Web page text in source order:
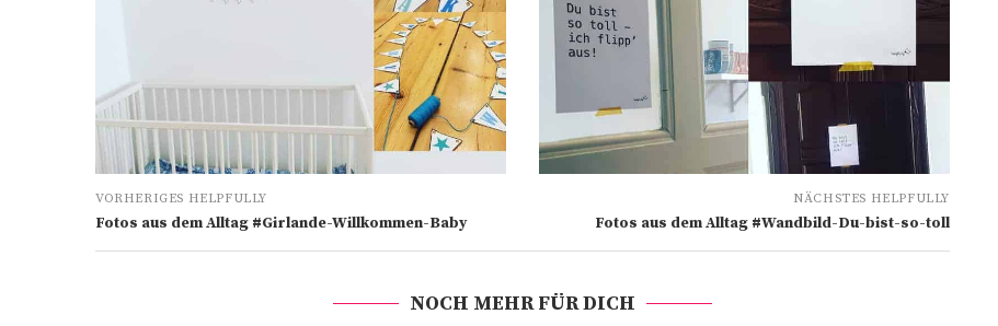
VORHERIGES HELPFULLY
Fotos aus dem Alltag #Girlande-Willkommen-Baby
NÄCHSTES HELPFULLY
Fotos aus dem Alltag #Wandbild-Du-bist-so-toll
NOCH MEHR FÜR DICH